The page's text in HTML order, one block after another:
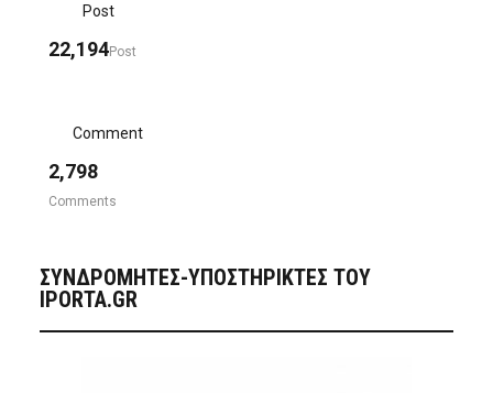
Post
22,194Post
Comment
2,798
Comments
ΣΥΝΔΡΟΜΗΤΈΣ-ΥΠΟΣΤΗΡΙΚΤΈΣ ΤΟΥ
IPORTA.GR